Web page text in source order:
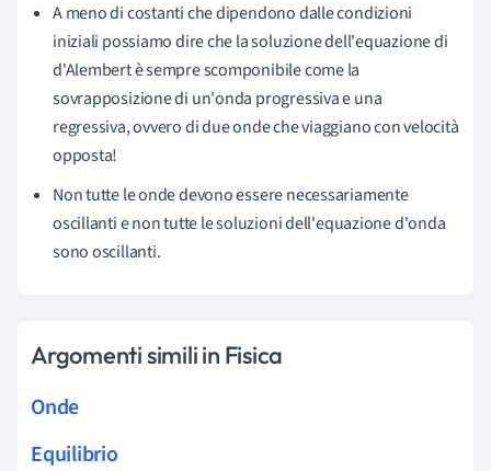
A meno di costanti che dipendono dalle condizioni
iniziali possiamo dire che la soluzione dell'equazione di
d'Alembert è sempre scomponibile come la
sovrapposizione di un'onda progressiva e una
regressiva, ovvero di due onde che viaggiano con velocità
opposta!
Non tutte le onde devono essere necessariamente
oscillanti e non tutte le soluzioni dell'equazione d'onda
sono oscillanti.
Argomenti simili in Fisica
Onde
Equilibrio